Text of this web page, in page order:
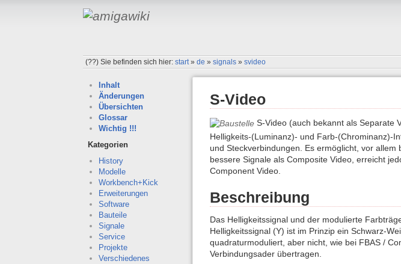
(??)Sie befinden sich hier:start»de »signals »svideo
Inhalt
Änderungen
Übersichten
Glossar
Wichtig !!!
Kategorien
History
Modelle
Workbench+Kick
Erweiterungen
Software
Bauteile
Signale
Service
Projekte
Verschiedenes
S-Video
S-Video (auch bekannt als Separate
Helligkeits-(Luminanz)- und Farb-(Chrominanz)-
und Steckverbindungen. Es ermöglicht, vor
bessere Signale als Composite Video, erreicht
Component Video.
Beschreibung
Das Helligkeitssignal und der modulierte
Helligkeitssignal (Y) ist im Prinzip ein Schwarz-
quadraturmoduliert, aber nicht, wie bei FBAS /
Verbindungsader übertragen.